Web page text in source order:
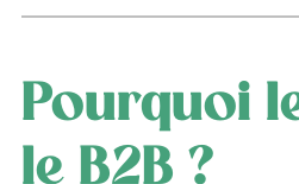
Pourquoi
le B2B ?